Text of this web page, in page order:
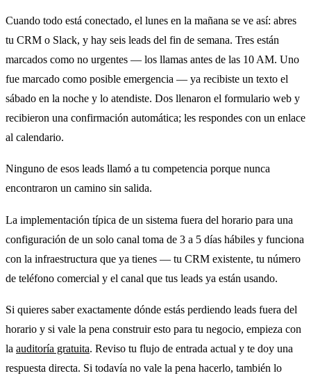
Cuando todo está conectado, el lunes en la mañana se ve así: abres
tu CRM o Slack, y hay seis leads del fin de semana. Tres están
marcados como no urgentes — los llamas antes de las 10 AM. Uno
fue marcado como posible emergencia — ya recibiste un texto el
sábado en la noche y lo atendiste. Dos llenaron el formulario web y
recibieron una confirmación automática; les respondes con un enlace
al calendario.
Ninguno de esos leads llamó a tu competencia porque nunca
encontraron un camino sin salida.
La implementación típica de un sistema fuera del horario para una
configuración de un solo canal toma de 3 a 5 días hábiles y funciona
con la infraestructura que ya tienes — tu CRM existente, tu número
de teléfono comercial y el canal que tus leads ya están usando.
Si quieres saber exactamente dónde estás perdiendo leads fuera del
horario y si vale la pena construir esto para tu negocio, empieza con
la auditoría gratuita. Reviso tu flujo de entrada actual y te doy una
respuesta directa. Si todavía no vale la pena hacerlo, también lo